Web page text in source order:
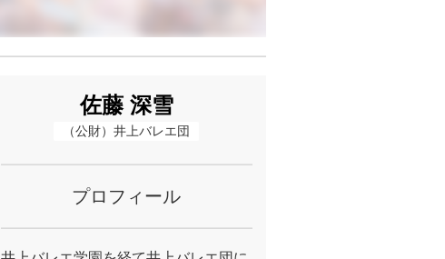
佐藤 深雪
（公財）井上バレエ団
プロフィール